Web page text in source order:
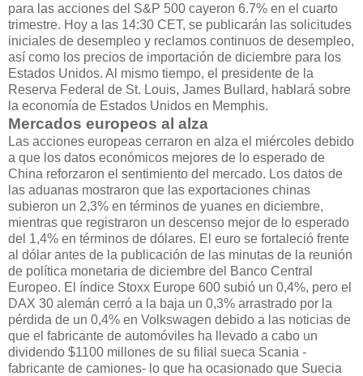
para las acciones del S&P 500 cayeron 6.7% en el cuarto
trimestre. Hoy a las 14:30 CET, se publicarán las solicitudes
iniciales de desempleo y reclamos continuos de desempleo,
así como los precios de importación de diciembre para los
Estados Unidos. Al mismo tiempo, el presidente de la
Reserva Federal de St. Louis, James Bullard, hablará sobre
la economía de Estados Unidos en Memphis.
Mercados europeos al alza
Las acciones europeas cerraron en alza el miércoles debido
a que los datos económicos mejores de lo esperado de
China reforzaron el sentimiento del mercado. Los datos de
las aduanas mostraron que las exportaciones chinas
subieron un 2,3% en términos de yuanes en diciembre,
mientras que registraron un descenso mejor de lo esperado
del 1,4% en términos de dólares. El euro se fortaleció frente
al dólar antes de la publicación de las minutas de la reunión
de política monetaria de diciembre del Banco Central
Europeo. El índice Stoxx Europe 600 subió un 0,4%, pero el
DAX 30 alemán cerró a la baja un 0,3% arrastrado por la
pérdida de un 0,4% en Volkswagen debido a las noticias de
que el fabricante de automóviles ha llevado a cabo un
dividendo $1100 millones de su filial sueca Scania -
fabricante de camiones- lo que ha ocasionado que Suecia